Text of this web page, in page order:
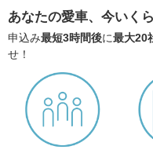
あなたの愛車、今いく
申込み最短3時間後に最大20
せ！